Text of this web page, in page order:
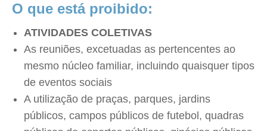
O que está proibido:
ATIVIDADES COLETIVAS
As reuniões, excetuadas as pertencentes ao
mesmo núcleo familiar, incluindo quaisquer tipos
de eventos sociais
A utilização de praças, parques, jardins
públicos, campos públicos de futebol, quadras